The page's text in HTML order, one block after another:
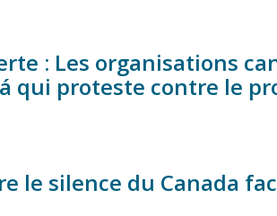
: Les organisations
qui proteste contre le
le silence du Canada